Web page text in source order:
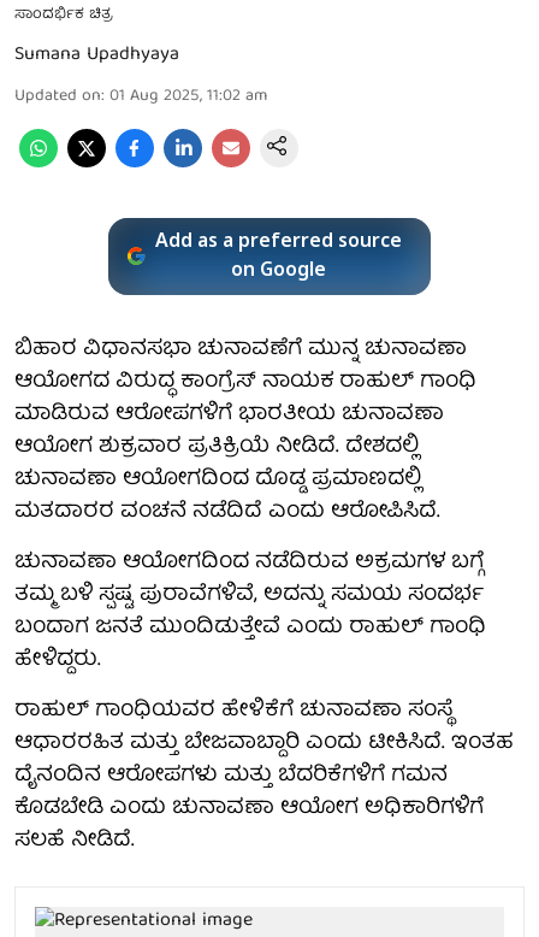
ಸಾಂದರ್ಭಿಕ ಚಿತ್ರ
Sumana Upadhyaya
Updated on: 01 Aug 2025, 11:02 am
Add as a preferred source
on Google
ಬಿಹಾರ ವಿಧಾನಸಭಾ ಚುನಾವಣೆಗೆ ಮುನ್ನ ಚುನಾವಣಾ
ಆಯೋಗದ ವಿರುದ್ಧ ಕಾಂಗ್ರೆಸ್ ನಾಯಕ ರಾಹುಲ್ ಗಾಂಧಿ
ಮಾಡಿರುವ ಆರೋಪಗಳಿಗೆ ಭಾರತೀಯ ಚುನಾವಣಾ
ಆಯೋಗ ಶುಕ್ರವಾರ ಪ್ರತಿಕ್ರಿಯೆ ನೀಡಿದೆ. ದೇಶದಲ್ಲಿ
ಚುನಾವಣಾ ಆಯೋಗದಿಂದ ದೊಡ್ಡ ಪ್ರಮಾಣದಲ್ಲಿ
ಮತದಾರರ ವಂಚನೆ ನಡೆದಿದೆ ಎಂದು ಆರೋಪಿಸಿದೆ.
ಚುನಾವಣಾ ಆಯೋಗದಿಂದ ನಡೆದಿರುವ ಅಕ್ರಮಗಳ ಬಗ್ಗೆ
ತಮ್ಮ ಬಳಿ ಸ್ಪಷ್ಟ ಪುರಾವೆಗಳಿವೆ, ಅದನ್ನು ಸಮಯ ಸಂದರ್ಭ
ಬಂದಾಗ ಜನತೆ ಮುಂದಿಡುತ್ತೇವೆ ಎಂದು ರಾಹುಲ್ ಗಾಂಧಿ
ಹೇಳಿದ್ದರು.
ರಾಹುಲ್ ಗಾಂಧಿಯವರ ಹೇಳಿಕೆಗೆ ಚುನಾವಣಾ ಸಂಸ್ಥೆ
ಆಧಾರರಹಿತ ಮತ್ತು ಬೇಜವಾಬ್ದಾರಿ ಎಂದು ಟೀಕಿಸಿದೆ. ಇಂತಹ
ದೈನಂದಿನ ಆರೋಪಗಳು ಮತ್ತು ಬೆದರಿಕೆಗಳಿಗೆ ಗಮನ
ಕೊಡಬೇಡಿ ಎಂದು ಚುನಾವಣಾ ಆಯೋಗ ಅಧಿಕಾರಿಗಳಿಗೆ
ಸಲಹೆ ನೀಡಿದೆ.